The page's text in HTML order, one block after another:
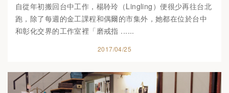
自從年初搬回台中工作，楊聆玲（Lingling）便很少再往台北
跑，除了每週的金工課程和偶爾的市集外，她都在位於台中
和彰化交界的工作室裡「磨戒指 ......
2017/04/25